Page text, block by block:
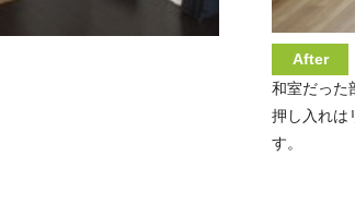
After
和室だった
押し入れは
す。